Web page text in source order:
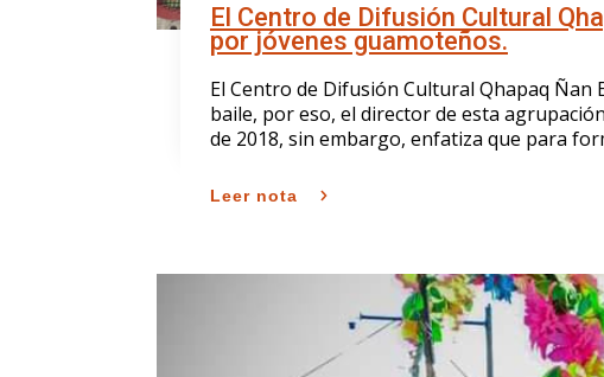
El Centro de Difusión Cultural
por jóvenes guamoteños.
El Centro de Difusión Cultural Qhapaq
baile, por eso, el director de esta
de 2018, sin embargo, enfatiza que para
Leer nota